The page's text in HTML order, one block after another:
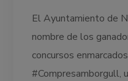
El Ayuntamiento de
nombre de los
concursos
#Compresamborgull,